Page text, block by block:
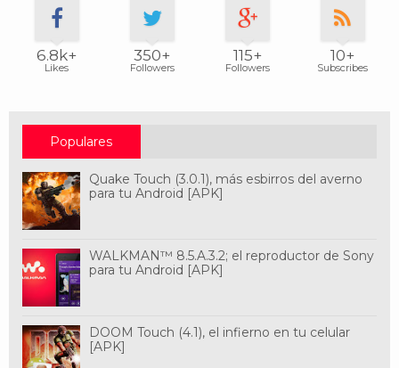
6.8k+
Likes
350+
Followers
115+
Followers
10+
Subscribes
Populares
Quake Touch (3.0.1), más esbirros del averno
para tu Android [APK]
WALKMAN™ 8.5.A.3.2; el reproductor de Sony
para tu Android [APK]
DOOM Touch (4.1), el infierno en tu celular
[APK]